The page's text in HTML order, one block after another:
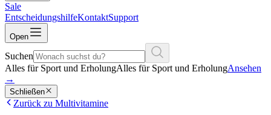
Sale
EntscheidungshilfeKontaktSupport
Open
Suchen
Alles für Sport und ErholungAlles für Sport und ErholungAnsehen
→
Schließen
Zurück zu Multivitamine